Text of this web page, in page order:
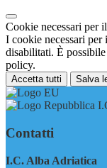
Cookie necessari per
I cookie necessari per
disabilitati. È
policy.
Accetta tutti Salva
Contatti
I.C. Alba Adriatica